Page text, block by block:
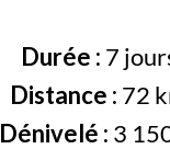
Durée : 7
Distance : 72
Dénivelé : 3